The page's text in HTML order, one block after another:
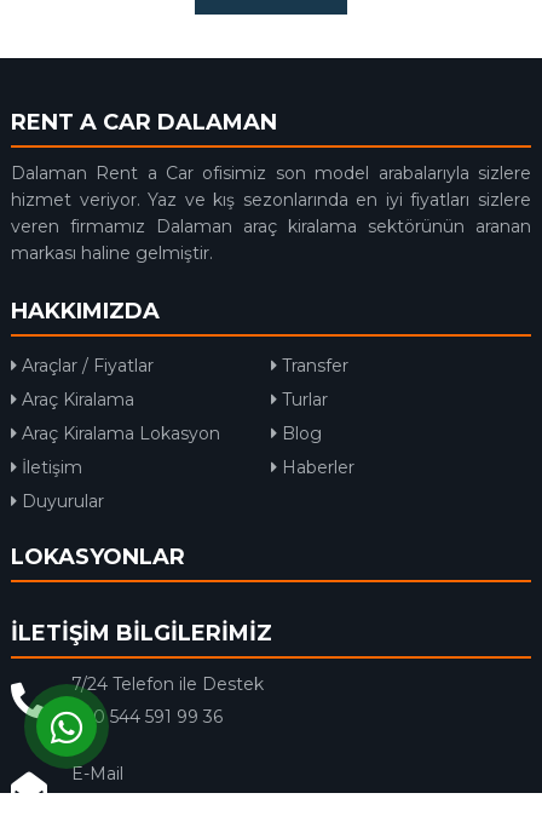
RENT A CAR DALAMAN
Dalaman Rent a Car ofisimiz son model arabalarıyla sizlere
hizmet veriyor. Yaz ve kış sezonlarında en iyi fiyatları sizlere
veren firmamız Dalaman araç kiralama sektörünün aranan
markası haline gelmiştir.
HAKKIMIZDA
Araçlar / Fiyatlar
Transfer
Araç Kiralama
Turlar
Araç Kiralama Lokasyon
Blog
İletişim
Haberler
Duyurular
LOKASYONLAR
İLETİŞİM BİLGİLERİMİZ
7/24 Telefon ile Destek
+90 544 591 99 36
E-Mail